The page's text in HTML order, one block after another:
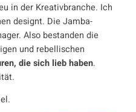
in der Kreativbranche. Ich
designt. Die Jamba-
Also bestanden die
und rebellischen
die sich lieb haben.